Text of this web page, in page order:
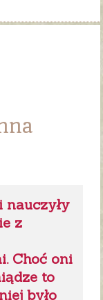
nauczyły
z
Choć oni
to
było